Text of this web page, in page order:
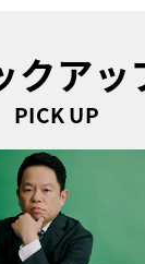
クアッ
PICK UP